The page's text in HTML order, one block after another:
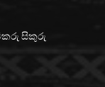
සිකුරු